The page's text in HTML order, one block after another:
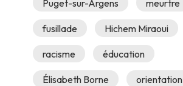
Puget-sur-Argens meurtre
fusillade Hichem Miraoui
racisme éducation
Élisabeth Borne orientation